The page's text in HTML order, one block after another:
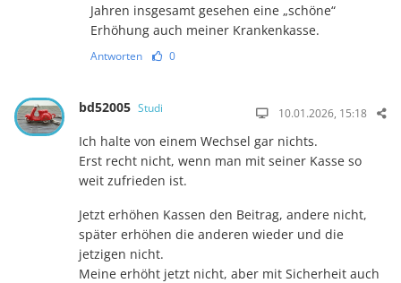
Jahren insgesamt gesehen eine „schöne“
Erhöhung auch meiner Krankenkasse.
Antworten 0
bd52005 Studi 10.01.2026, 15:18
Ich halte von einem Wechsel gar nichts.
Erst recht nicht, wenn man mit seiner Kasse so
weit zufrieden ist.
Jetzt erhöhen Kassen den Beitrag, andere nicht,
später erhöhen die anderen wieder und die
jetzigen nicht.
Meine erhöht jetzt nicht, aber mit Sicherheit auch